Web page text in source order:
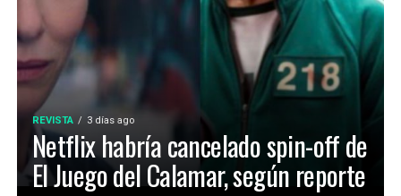
REVISTA 3 días ago
Netflix habría cancelado spin-off de
El Juego del Calamar, según reporte